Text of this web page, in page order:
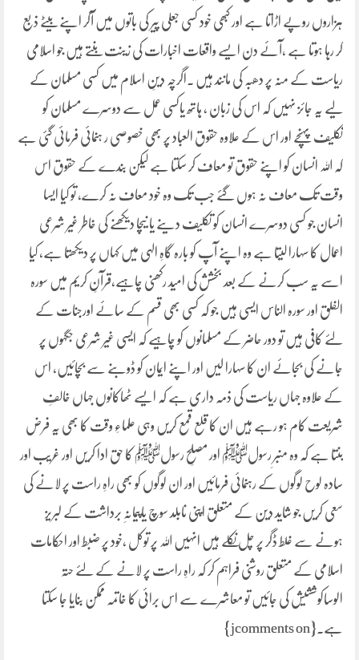
ہزاروں روپے اڑاتا ہے اور کبھی خود کسی جعلی پیر کی باتوں میں آکر اپنے بیٹے ذبع
کر رہا ہوتا ہے ،آئے دن ایسے واقعات اخبارات کی زینت بنتے ہیں جو اسلامی
ریاست کے منہ پر دھبہ کی مانند ہیں ۔اگرچہ دینِ اسلام میں کسی مسلمان کے
لیے یہ جائز نہیں کہ اس کی زبان ، ہاتھ یاکسی عمل سے دوسرے مسلمان کو
تکلیف پہنچے اور اس کے علاوہ حقوق العباد پر بھی خصوصی ر ہنمائی فرمائی گئی ہے
کہ اللہ انسان کو اپنے حقوق تو معاف کر سکتا ہے لیکن بندے کے حقوق اس
وقت تک معاف نہ ہوں گئے جب تک وہ خود معاف نہ کرے، تو کیا ایسا
انسان جو کسی دوسرے انسان کو تکلیف دینے یا نیچا دیکھنے کی خاطر غیر شرعی
اعمال کا سہارا لیتا ہے وہ اپنے آپ کو بارہ گاہِ الہی میں کہاں پر دیکھتا ہے، کیا
اسے یہ سب کرنے کے بعد بخشش کی امید رکھنی چاہیے،قرآنِ کریم میں سورہ
الفلق اور سورہ الناس ایسی ہیں جو کہ کسی بھی قسم کے سائے اورجنات کے
لئے کافی ہیں تو دور حاضر کے مسلمانوں کو چاہیے کہ ایسی غیر شرعی جگہوں پر
جانے کی بجائے ان کا سہارا لیں اور اپنے ایمان کو ڈوبنے سے بچائیں، اس
کے علاوہ جہاں ریاست کی ذمہ داری ہے کہ ایسے ٹھاکانوں جہاں خالفِ
شریعت کام ہو رہے ہیں ان کا قلع قمع کریں وہی علماءِ وقت کا بھی یہ فرض
بنتا ہے کہ وہ منبرِ رسولﷺ اور مصلحِ رسولﷺ کا حق ادا کریں اور غریب اور
سادہ لوح لوگوں کے رہنمائی فرمائیں اور ان لوگوں کو بھی راہِ راست پر لانے کی
سعی کریں جو شاید دین کے متعلق اپنی نابلد سوچ یاپیمانہِ برداشت کے لبریز
ہونے سے غلط ڈگر پر چل نکلے ہیں انہیں اللہ پر توکل ،خود پر ضبط اور احکامات
اسلامی کے متعلق روشنی فراہم کر کہ راہِ راست پر لانے کے لئے حتہ
الوساکوششیش کی جائیں تو معاشرے سے اس برائی کا خاتمہ ممکن بنایا جا سکتا
ہے۔{jcomments on}